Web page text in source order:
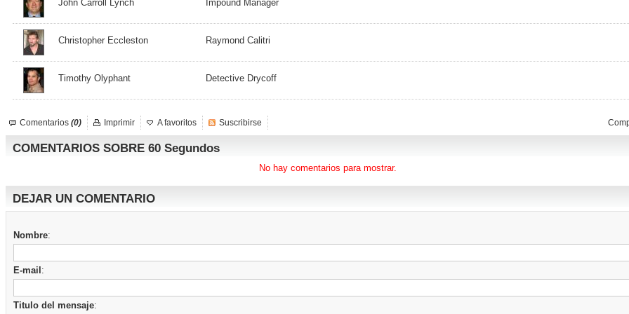
John Carroll Lynch Impound Manager
Christopher Eccleston Raymond Calitri
Timothy Olyphant Detective Drycoff
Comentarios (0) Imprimir A favoritos Suscribirse
COMENTARIOS SOBRE 60 Segundos
No hay comentarios para mostrar.
DEJAR UN COMENTARIO
Nombre:
E-mail :
Titulo del mensaje: